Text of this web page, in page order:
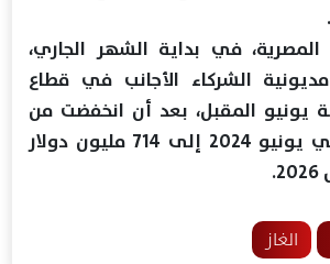
المصرية، في بداية الشهر الجاري،
مديونية الشركاء الأجانب في قطاع
يونيو المقبل، بعد أن انخفضت من
6.1 مليار دولار في يونيو 2024 إلى 714 مليون دولار
الغاز